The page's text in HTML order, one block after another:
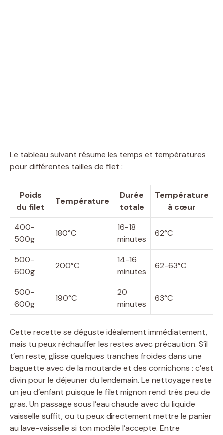
Le tableau suivant résume les temps et températures
pour différentes tailles de filet :
Poids
du filet
Température
Durée
totale
Température
à cœur
400-
500g
180°C
16-18
minutes
62°C
500-
600g
200°C
14-16
minutes
62-63°C
500-
600g
190°C
20
minutes
63°C
Cette recette se déguste idéalement immédiatement,
mais tu peux réchauffer les restes avec précaution. S’il
t’en reste, glisse quelques tranches froides dans une
baguette avec de la moutarde et des cornichons : c’est
divin pour le déjeuner du lendemain. Le nettoyage reste
un jeu d’enfant puisque le filet mignon rend très peu de
gras. Un passage sous l’eau chaude avec du liquide
vaisselle suffit, ou tu peux directement mettre le panier
au lave-vaisselle si ton modèle l’accepte. Entre